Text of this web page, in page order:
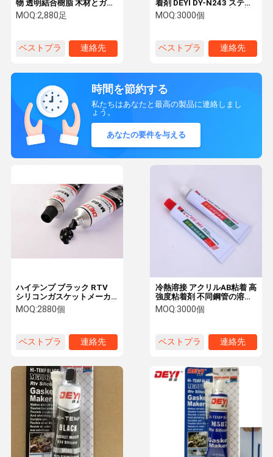
物 透明結合樹脂 木材とガラ
スの透明接着物
MOQ:2,880足
ベストプラ
連絡先
着剤 DEYI DY-N243 ステン
レス鋼のための無酸素粘着
剤
MOQ:3000個
ベストプラ
連絡先
時間を節約する
私たちはあなたと最高の製品に連絡しまし
ょう。
あなたの要件を与える
冷熱溶接 アクリルAB粘着 高
強度粘着剤 不同鋼管の溶接
の代替品
MOQ:3000個
ベストプラ
連絡先
ハイテンプ ブラック RTV
シリコンガスケットメーカ
ー DEYI M586 エンジンの油
性粘着密封剤
MOQ:2880個
ベストプラ
連絡先